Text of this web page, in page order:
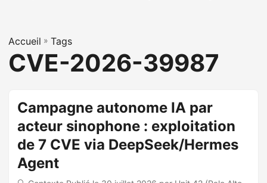
Accueil » Tags
CVE-2026-39987
Campagne autonome IA par
acteur sinophone : exploitation
de 7 CVE via DeepSeek/Hermes
Agent